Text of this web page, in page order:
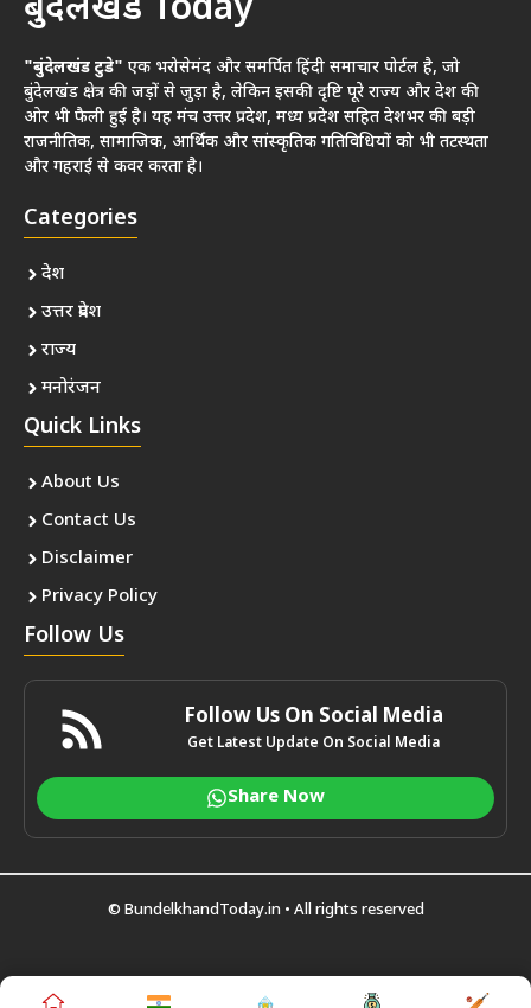
बुंदेलखंड Today
"बुंदेलखंड टुडे" एक भरोसेमंद और समर्पित हिंदी समाचार पोर्टल है, जो
बुंदेलखंड क्षेत्र की जड़ों से जुड़ा है, लेकिन इसकी दृष्टि पूरे राज्य और देश की
ओर भी फैली हुई है। यह मंच उत्तर प्रदेश, मध्य प्रदेश सहित देशभर की बड़ी
राजनीतिक, सामाजिक, आर्थिक और सांस्कृतिक गतिविधियों को भी तटस्थता
और गहराई से कवर करता है।
Categories
देश
उत्तर प्रदेश
राज्य
मनोरंजन
Quick Links
About Us
Contact Us
Disclaimer
Privacy Policy
Follow Us
Follow Us On Social Media
Get Latest Update On Social Media
Share Now
© BundelkhandToday.in • All rights reserved